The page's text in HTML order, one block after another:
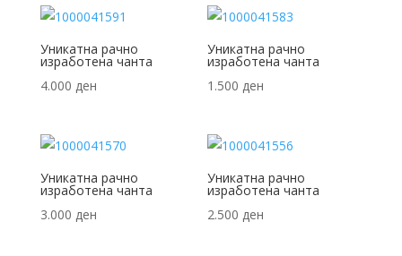
Уникатна рачно
изработена чанта
4.000 ден
Уникатна рачно
изработена чанта
1.500 ден
Уникатна рачно
изработена чанта
3.000 ден
Уникатна рачно
изработена чанта
2.500ден